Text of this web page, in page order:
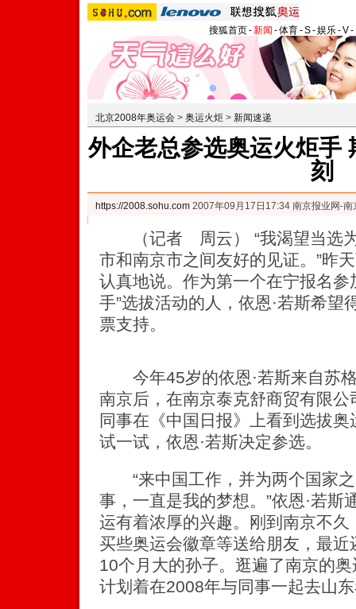
搜狐首页-新闻 -体育-S-娱乐-V-
北京2008年奥运会 > 奥运火炬 > 新闻速递
外企老总参选奥运火炬手
刻
https://2008.sohu.com 2007年09月17日17:34 南京报业网-南
（记者 周云） “我渴望当选为
市和南京市之间友好的见证。”昨
认真地说。作为第一个在宁报名参
手”选拔活动的人，依恩·若斯希望
票支持。
今年45岁的依恩·若斯来自苏
南京后，在南京泰克舒商贸有限
同事在《中国日报》上看到选拔
试一试，依恩·若斯决定参选。
“来中国工作，并为两个国家之
事，一直是我的梦想。”依恩·若斯
运有着浓厚的兴趣。刚到南京不
买些奥运会徽章等送给朋友，最
10个月大的孙子。逛遍了南京的
计划着在2008年与同事一起去山